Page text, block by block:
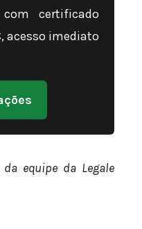
certificado
acesso imediato
equipe da Legale